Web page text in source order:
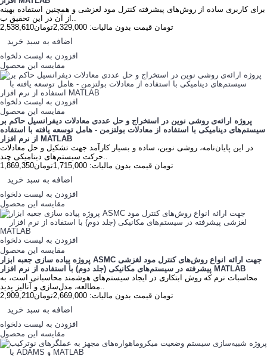
برای کاربری ساده از روش‌های پیشرفته کنترل مود لغزشی و همچنین استفاده بهینه
2,538,610تومان قیمت بدون مالیات: 2,329,000تومان
اضافه به سبد خرید
افزودن به لیست دلخواه
مقایسه این محصول
افزودن به لیست دلخواه
مقایسه این محصول
پروژه ارائه‌ی روشی نوین در استخراج و حل عددی معادلات دیفرانسیل حاکم بر
سیستم‌های دینامیکی با استفاده از معادلات بولتزمن - هامل توسعه یافته با استفاده
از نرم افزار MATLAB
در این پایان‌نامه، روشی نوین، ساده و بسیار کارآمد جهت تشکیل و حل معادلات
حرکت سیستم‌های دینامیکی چند..
1,869,350تومان قیمت بدون مالیات: 1,715,000تومان
اضافه به سبد خرید
افزودن به لیست دلخواه
مقایسه این محصول
افزودن به لیست دلخواه
مقایسه این محصول
پروژه پیاده سازی جعبه ابزار ASMC جهت ارائه انواع روش‌های کنترل مود لغزشی
پیشرفته در سیستم‌های مکانیکی (جلد دوم) با استفاده از نرم افزار MATLAB
محاسبات نرم که روش ابتکاری در ایجاد سیستم‌های هوشمند محاسباتی است، به
2,909,210تومان قیمت بدون مالیات: 2,669,000تومان
اضافه به سبد خرید
افزودن به لیست دلخواه
مقایسه این محصول